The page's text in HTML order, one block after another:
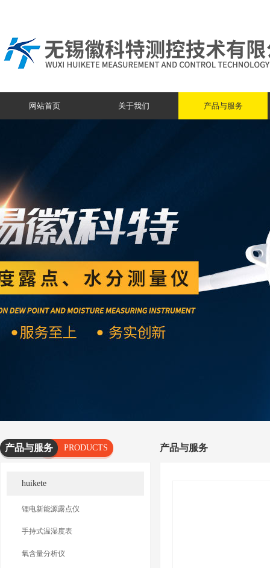
网站首页 关于我们 产品与服务
产品与服务
PRODUCTS
huikete
锂电新能源露点仪
手持式温湿度表
氧含量分析仪
产品与服务